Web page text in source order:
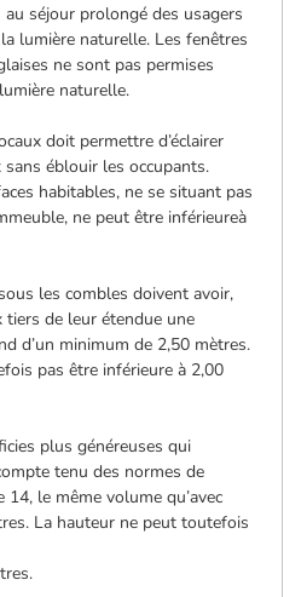
séjour prolongé des usagers
lumière naturelle. Les fenêtres
ne sont pas permises
naturelle.
doit permettre d’éclairer
éblouir les occupants.
habitables, ne se situant pas
ne peut être inférieureà
les combles doivent avoir,
de leur étendue une
d’un minimum de 2,50 mètres.
pas être inférieure à 2,00
plus généreuses qui
tenu des normes de
14, le même volume qu’avec
La hauteur ne peut toutefois